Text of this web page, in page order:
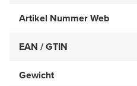
Artikel Nummer Web
EAN / GTIN
Gewicht